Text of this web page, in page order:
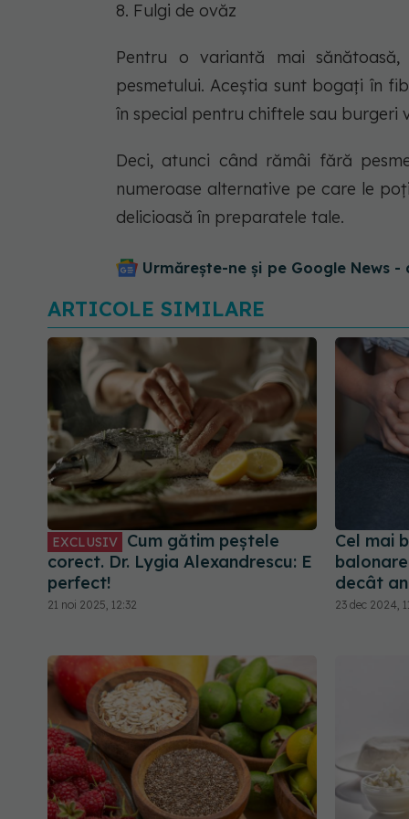
8. Fulgi de ovăz
Pentru o variantă mai
pesmetului. Aceștia sunt bogați în
în special pentru chiftele sau burgeri
Deci, atunci când rămâi fără
numeroase alternative pe care le
delicioasă în preparatele tale.
Urmărește-ne și pe Google News -
ARTICOLE SIMILARE
EXCLUSIV
Cum gătim peștele
corect. Dr. Lygia Alexandrescu: E
perfect!
21 noi 2025, 12:32
Cel mai
decât
23 dec 2024,